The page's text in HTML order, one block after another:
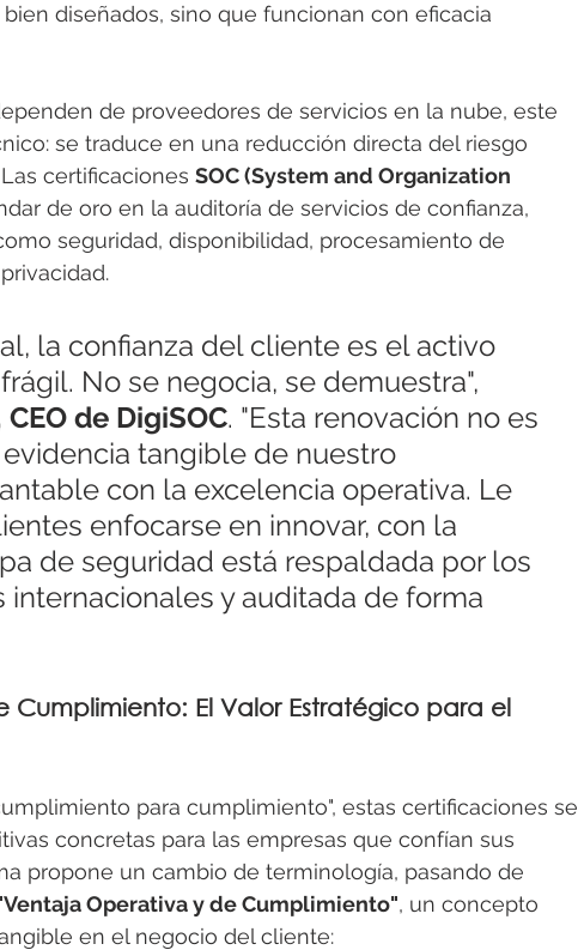
diseñados, sino que funcionan con eficacia
de proveedores de servicios en la nube, este
se traduce en una reducción directa del riesgo
certificaciones SOC (System and Organization
de oro en la auditoría de servicios de confianza,
seguridad, disponibilidad, procesamiento de
la confianza del cliente es el activo
No se negocia, se demuestra",
de DigiSOC. "Esta renovación no es
tangible de nuestro
con la excelencia operativa. Le
enfocarse en innovar, con la
de seguridad está respaldada por los
internacionales y auditada de forma
Cumplimiento: El Valor Estratégico para el
para cumplimiento", estas certificaciones se
concretas para las empresas que confían sus
propone un cambio de terminología, pasando de
Operativa y de Cumplimiento", un concepto
en el negocio del cliente: